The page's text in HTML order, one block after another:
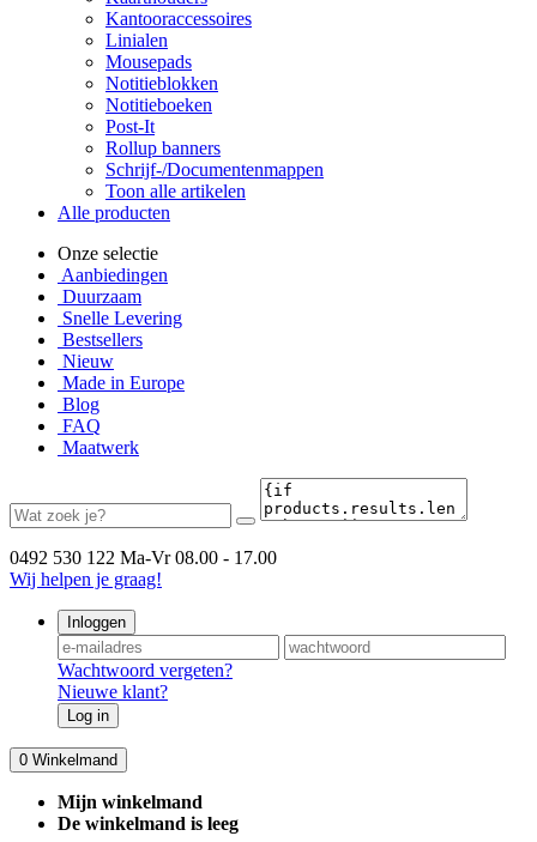
Kantooraccessoires
Linialen
Mousepads
Notitieblokken
Notitieboeken
Post-It
Rollup banners
Schrijf-/Documentenmappen
Toon alle artikelen
Alle producten
Onze selectie
Aanbiedingen
Duurzaam
Snelle Levering
Bestsellers
Nieuw
Made in Europe
Blog
FAQ
Maatwerk
0492 530 122 Ma-Vr 08.00 - 17.00
Wij helpen je graag!
Inloggen
Wachtwoord vergeten?
Nieuwe klant?
Log in
0 Winkelmand
Mijn winkelmand
De winkelmand is leeg